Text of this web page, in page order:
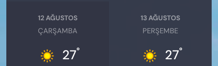
12 AĞUSTOS
ÇARŞAMBA
27°
13 AĞUSTOS
PERŞEMBE
27°